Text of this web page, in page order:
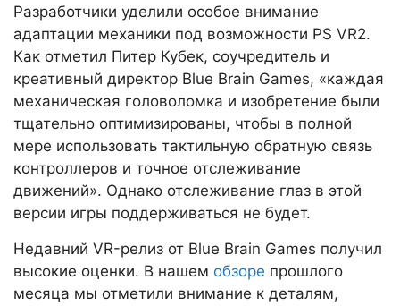
Разработчики уделили особое внимание
адаптации механики под возможности PS VR2.
Как отметил Питер Кубек, соучредитель и
креативный директор Blue Brain Games, «каждая
механическая головоломка и изобретение были
тщательно оптимизированы, чтобы в полной
мере использовать тактильную обратную связь
контроллеров и точное отслеживание
движений». Однако отслеживание глаз в этой
версии игры поддерживаться не будет.
Недавний VR-релиз от Blue Brain Games получил
высокие оценки. В нашем обзоре прошлого
месяца мы отметили внимание к деталям,